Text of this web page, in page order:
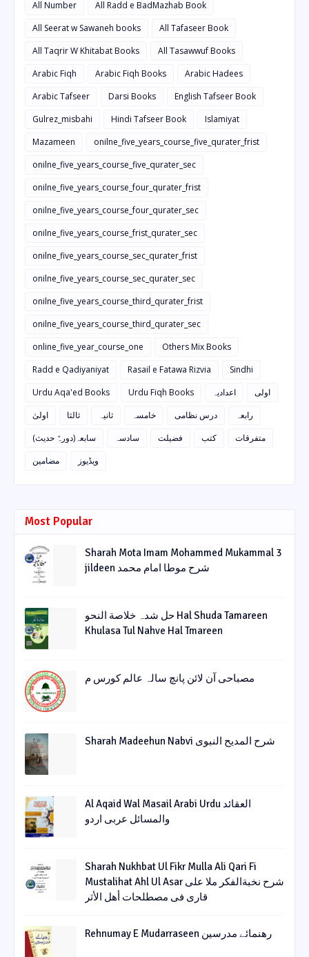
All Number
All Radd e BadMazhab Book
All Seerat w Sawaneh books
All Tafaseer Book
All Taqrir W Khitabat Books
All Tasawwuf Books
Arabic Fiqh
Arabic Fiqh Books
Arabic Hadees
Arabic Tafseer
Darsi Books
English Tafseer Book
Gulrez_misbahi
Hindi Tafseer Book
Islamiyat
Mazameen
onilne_five_years_course_five_qurater_frist
onilne_five_years_course_five_qurater_sec
onilne_five_years_course_four_qurater_frist
onilne_five_years_course_four_qurater_sec
onilne_five_years_course_frist_qurater_sec
onilne_five_years_course_sec_qurater_frist
onilne_five_years_course_sec_qurater_sec
onilne_five_years_course_third_qurater_frist
onilne_five_years_course_third_qurater_sec
online_five_year_course_one
Others Mix Books
Radd e Qadiyaniyat
Rasail e Fatawa Rizvia
Sindhi
Urdu Aqa'ed Books
Urdu Fiqh Books اعدادیہ
اولی
اولیٰ
ثالثا ثانیہ خامسہ درس نظامی
رابعہ
سابعہ(دورہٌ حدیث)
سادسہ فضیلت کتب
متفرقات
مضامین
ویڈیوز
Most Popular
Sharah Mota Imam Mohammed Mukammal 3
jildeen شرح موطا امام محمد
حل شدہ خلاصة النحو Hal Shuda Tamareen
Khulasa Tul Nahve Hal Tmareen
مصباحی آن لائن پانچ سالہ عالم کورس م
Sharah Madeehun Nabvi شرح المدیح النبوی
Al Aqaid Wal Masail Arabi Urdu العقائد
والمسائل عربی اردو
Sharah Nukhbat Ul Fikr Mulla Ali Qari Fi
Mustalihat Ahl Ul Asar شرح نخبةالفکر ملا علی
قاری فی مصطلحات أھل الأثر
Rehnumay E Mudarraseen رهنمائے مدرسین